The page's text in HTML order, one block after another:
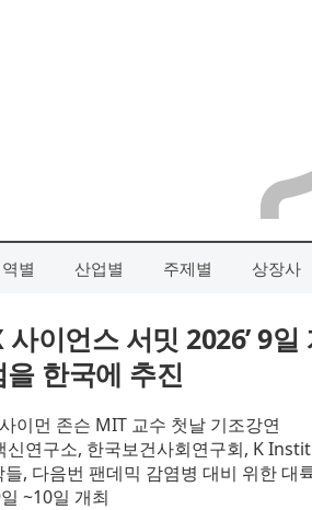
별 산업별 주제별 상장사
사이언스 서밋 2026’ 9
한국에 추진
이먼 존슨 MIT 교수 첫날 기조강연
신연구소, 한국보건사회연구회, K
, 다음번 팬데믹 감염병 대비 위한 대
~10일 개최